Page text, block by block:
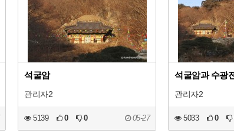
석굴암
관리자2
5139 0 0 05-27
석굴암과 수광
관리자2
5033 0